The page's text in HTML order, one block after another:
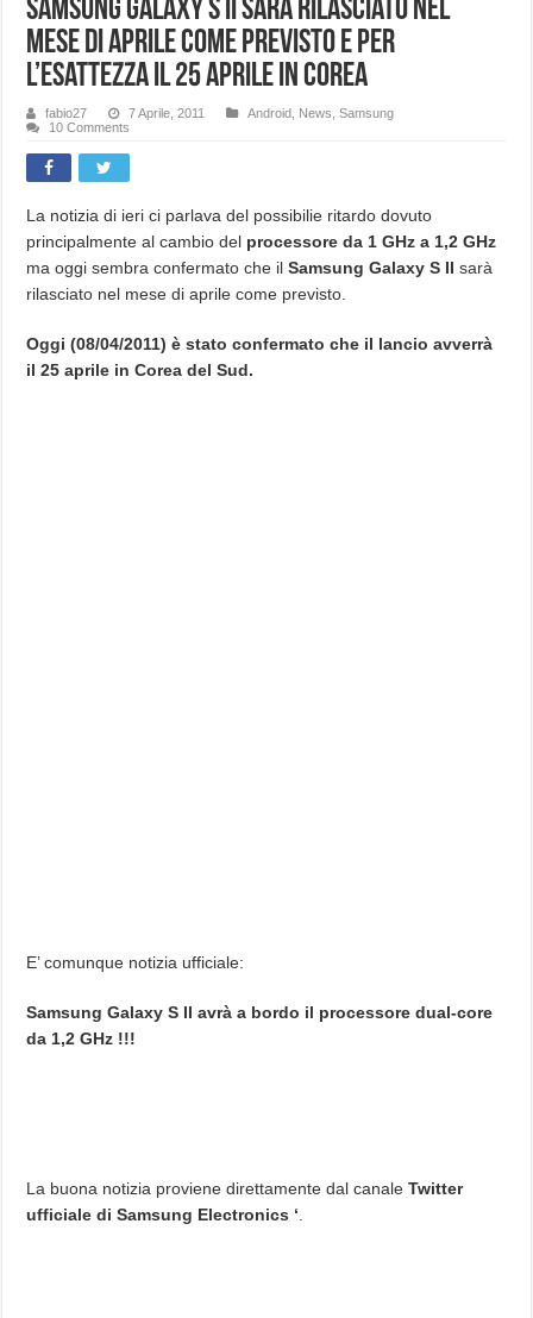
Samsung Galaxy S II sarà rilasciato nel
mese di aprile come previsto e per
l’esattezza il 25 aprile in Corea
fabio27 7 Aprile, 2011 Android News ,Samsung
10 Comments
La notizia di ieri ci parlava del possibilie ritardo dovuto
principalmente al cambio del processore da 1 GHz a 1,2 GHz
ma oggi sembra confermato che ilSamsung Galaxy S II sarà
rilasciato nel mese di aprile come previsto.
Oggi (08/04/2011) è stato confermato che il lancio avverrà
il 25 aprile in Corea del Sud.
E’ comunque notizia ufficiale:
Samsung Galaxy S II avrà a bordo il processore dual-core
da 1,2 GHz !!!
La buona notizia proviene direttamente dal canaleTwitter
ufficiale di Samsung Electronics ‘